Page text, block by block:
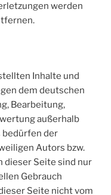
werden
Inhalte und
dem deutschen
Bearbeitung,
außerhalb
bedürfen der
Autors bzw.
dieser Seite sind nur
Gebrauch
Seite nicht vom